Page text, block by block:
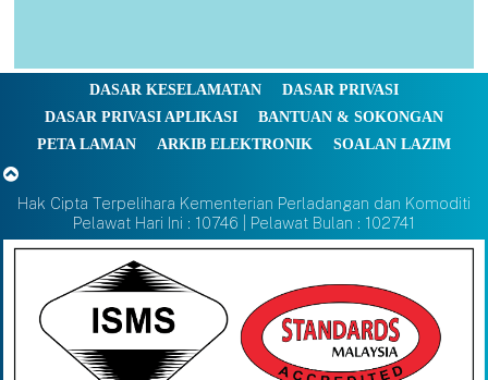
DASAR KESELAMATAN
DASAR PRIVASI
DASAR PRIVASI APLIKASI
BANTUAN & SOKONGAN
PETA LAMAN
ARKIB ELEKTRONIK SOALAN LAZIM
Hak Cipta Terpelihara Kementerian Perladangan dan Komoditi
Pelawat Hari Ini : 10746 | Pelawat Bulan : 102741